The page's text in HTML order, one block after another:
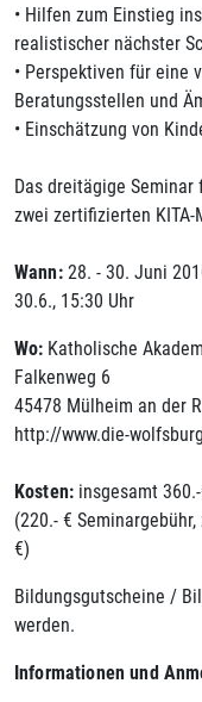
• Hilfen zum Einstieg
realistischer nächster
• Perspektiven für eine
Beratungsstellen und
• Einschätzung von
Das dreitägige
zwei zertifizierten KITA-
Wann:28. - 30. Juni
30.6., 15:30 Uhr
Wo: Katholische
Falkenweg 6
45478 Mülheim an der
http://www.die-
Kosten: insgesamt
(220.- €
€)
Bildungsgutscheine /
werden.
Informationen und